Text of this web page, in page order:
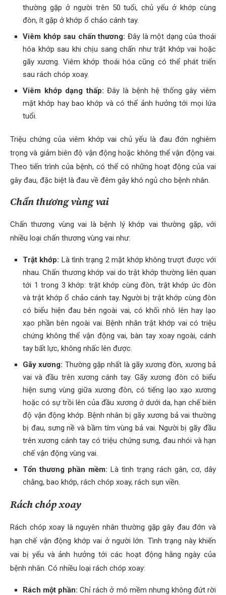
thường gặp ở người trên 50 tuổi, chủ yếu ở khớp cùng
đòn, ít gặp ở khớp ổ chảo cánh tay.
Viêm khớp sau chấn thương: Đây là một dạng của thoái
hóa khớp sau khi chịu sang chấn như trật khớp vai hoặc
gãy xương. Viêm khớp thoái hóa cũng có thể phát triển
sau rách chóp xoay.
Viêm khớp dạng thấp: Đây là bệnh hệ thống gây viêm
mặt khớp hay bao khớp và có thể ảnh hưởng tới mọi lứa
tuổi.
Triệu chứng của viêm khớp vai chủ yếu là đau đớn nghiêm
trọng và giảm biên độ vận động hoặc không thể vận động vai.
Theo tiến trình của bệnh, có thể có những hoạt động của vai
gây đau, đặc biệt là đau về đêm gây khó ngủ cho bệnh nhân.
Chấn thương vùng vai
Chấn thương vùng vai là bệnh lý khớp vai thường gặp, với
nhiều loại chấn thương vùng vai như:
Trật khớp: Là tình trạng 2 mặt khớp không trượt được với
nhau. Chấn thương khớp vai do trật khớp thường liên quan
tới 1 trong 3 khớp: trật khớp cùng đòn, trật khớp ức đòn
và trật khớp ổ chảo cánh tay. Người bị trật khớp cùng đòn
có biểu hiện đau bên ngoài vai, có khối nhô lên hay lạo
xạo phần bên ngoài vai. Bệnh nhân trật khớp vai có triệu
chứng không thể vận động vai, bàn tay xoay ngoài, cánh
tay bất lực, không nhấc lên được.
Gãy xương: Thường gặp nhất là gãy xương đòn, xương bả
vai và đầu trên xương cánh tay. Gãy xương đòn có biểu
hiện sưng vùng giữa xương đòn, có tiếng lạo xạo xương
hoặc có sự trồi lên của đầu xương ở dưới da, hạn chế biên
độ vận động khớp. Bệnh nhân bị gãy xương bả vai thường
bị đau, sưng nề và bầm tím vùng bả vai. Người bị gãy đầu
trên xương cánh tay có triệu chứng sưng, đau nhói và hạn
chế vận động vùng vai.
Tổn thương phần mềm: Là tình trạng rách gân, cơ, dây
chằng, bao khớp, rách chóp xoay, rách sụn viền.
Rách chóp xoay
Rách chóp xoay là nguyên nhân thường gặp gây đau đớn và
hạn chế vận động khớp vai ở người lớn. Tình trạng này khiến
vai bị yếu và ảnh hưởng tới các hoạt động hằng ngày của
bệnh nhân. Có nhiều loại rách chóp xoay:
Rách một phần: Chỉ rách ở mô mềm nhưng không đứt rời